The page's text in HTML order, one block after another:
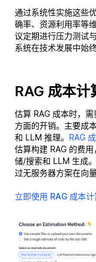
通过系统性实施这些
确率、资源利用率等
议定期进行压力测试
系统在技术发展中始
RAG 成本计
估算 RAG 成本时，
方面的开销。主要成
和 LLM 推理。 RAG
估算构建 RAG 的费
储/搜索和 LLM 生成
过无服务器方案在向
立即使用 RAG 成本